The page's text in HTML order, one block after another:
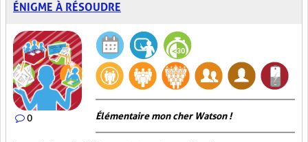
ÉNIGME À RÉSOUDRE
0 Élémentaire mon cher Watson !